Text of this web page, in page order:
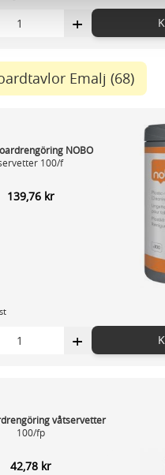
även sådana identifierare
från din enhet till de sociala
i sin tur kombinera
som du har tillhandahållit
+
Emalj (68)
NOBO
100/f
139,76 kr
st
+
våtservetter
100/fp
42,78 kr